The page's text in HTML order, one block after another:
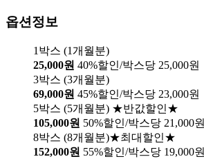
옵션정보
1박스 (1개월분)
25,000원 40%할인/박스당 25,000원
3박스 (3개월분)
69,000원 45%할인/박스당 23,000원
5박스 (5개월분) ★반값할인★
105,000원 50%할인/박스당 21,000원
8박스 (8개월분)★최대할인★
152,000원 55%할인/박스당 19,000원